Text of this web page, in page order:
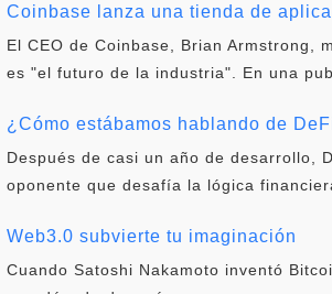
Coinbase lanza una tienda de
El CEO de Coinbase, Brian Armstrong,
es "el futuro de la industria". En una
¿Cómo estábamos hablando de
Después de casi un año de desarrollo,
oponente que desafía la lógica
Web3.0 subvierte tu imaginación
Cuando Satoshi Nakamoto inventó